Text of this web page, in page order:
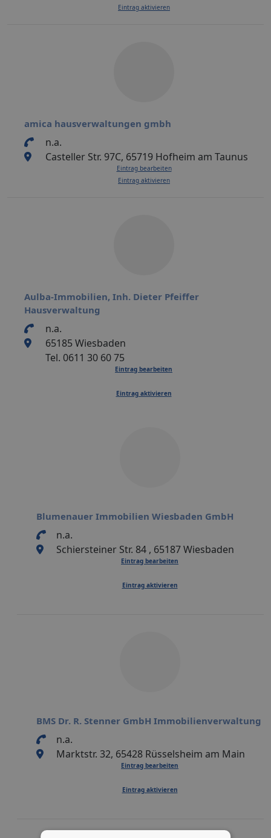
Eintrag aktivieren
amica hausverwaltungen gmbh
n.a.
Casteller Str. 97C, 65719 Hofheim am Taunus
Eintrag bearbeiten
Eintrag aktivieren
Aulba-Immobilien, Inh. Dieter Pfeiffer
Hausverwaltung
n.a.
65185 Wiesbaden
Tel. 0611 30 60 75
Eintrag bearbeiten
Eintrag aktivieren
Blumenauer Immobilien Wiesbaden GmbH
n.a.
Schiersteiner Str. 84 , 65187 Wiesbaden
Eintrag bearbeiten
Eintrag aktivieren
BMS Dr. R. Stenner GmbH Immobilienverwaltung
n.a.
Marktstr. 32, 65428 Rüsselsheim am Main
Eintrag bearbeiten
Eintrag aktivieren